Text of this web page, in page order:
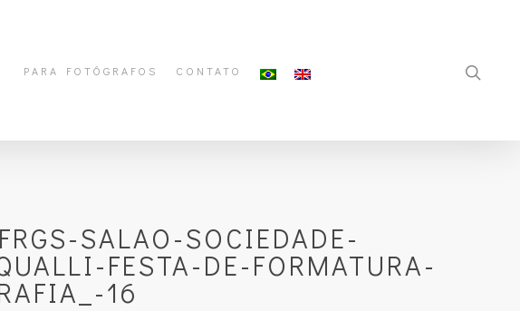
PARA FOTÓGRAFOS CONTATO
SALAO-SOCIEDADE-
FESTA-DE-FORMATURA-
16